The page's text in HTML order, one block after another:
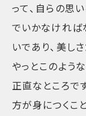
って、自らの思
でいかなければ
いであり、美し
やっとこのよう
正直なところで
方が身につくこ